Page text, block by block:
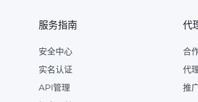
服务指南
安全中心
实名认证
API管理
代
合
代
推